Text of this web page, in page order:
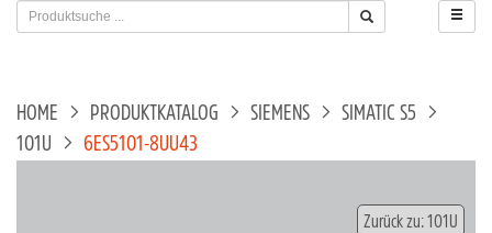
HOME PRODUKTKATALOG SIEMENS
SIMATIC S5
101U
6ES5101-8UU43
Zurück zu: 101U